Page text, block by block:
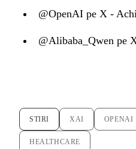
@OpenAI pe X -
@Alibaba_Qwen pe
STIRI XAI OPENAI
HEALTHCARE